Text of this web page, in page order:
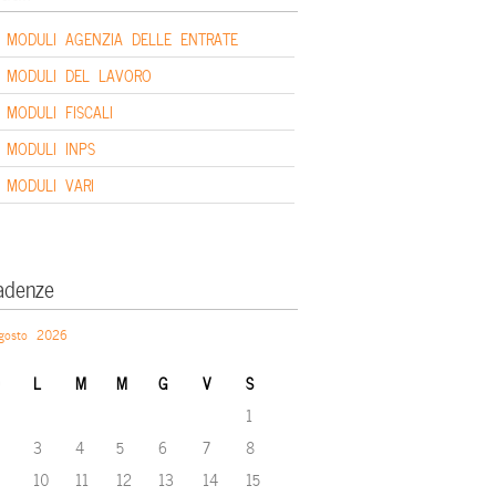
MODULI AGENZIA DELLE ENTRATE
MODULI DEL LAVORO
MODULI FISCALI
MODULI INPS
MODULI VARI
2026
L M M G V S
1
3 4 5 6 7
8
10 11 12 13 14
15